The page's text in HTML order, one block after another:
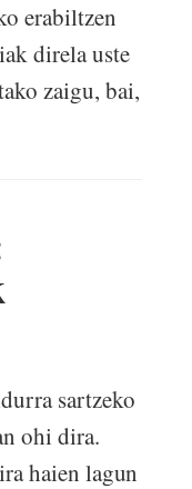
erabiltzen
direla uste
zaigu, bai,
sartzeko
ohi dira.
haien lagun